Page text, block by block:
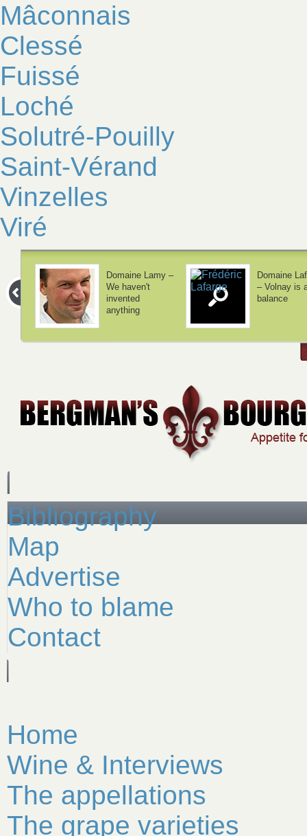
Mâconnais
Clessé
Fuissé
Loché
Solutré-Pouilly
Saint-Vérand
Vinzelles
Viré
Domaine Lamy –
We haven't
invented
anything
Domaine
– Volnay is
balance
Bibliography
Map
Advertise
Who to blame
Contact
Home
Wine & Interviews
The appellations
The grape varieties